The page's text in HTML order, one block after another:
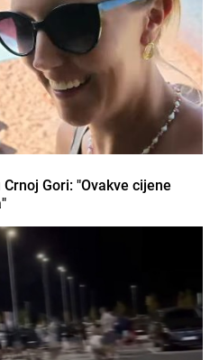
Gori: "Ovakve cijene